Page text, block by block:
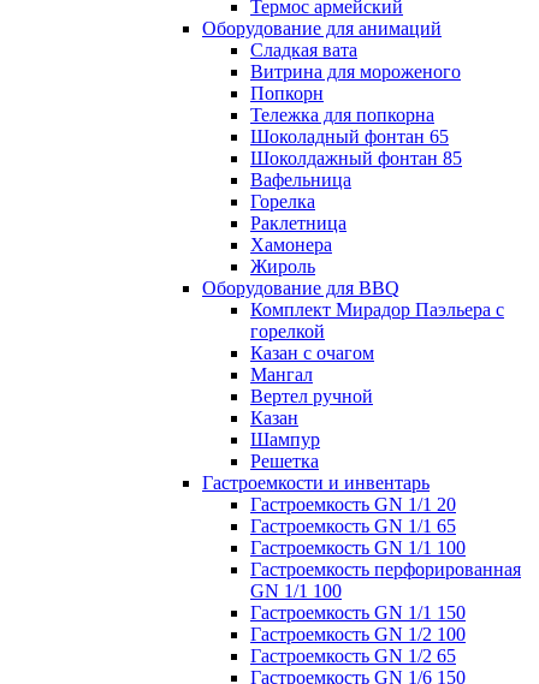
Термос армейский
Оборудование для анимаций
Сладкая вата
Витрина для мороженого
Попкорн
Тележка для попкорна
Шоколадный фонтан 65
Шоколдажный фонтан 85
Вафельница
Горелка
Раклетница
Хамонера
Жироль
Оборудование для BBQ
Комплект Мирадор Паэльера с
горелкой
Казан с очагом
Мангал
Вертел ручной
Казан
Шампур
Решетка
Гастроемкости и инвентарь
Гастроемкость GN 1/1 20
Гастроемкость GN 1/1 65
Гастроемкость GN 1/1 100
Гастроемкость перфорированная
GN 1/1 100
Гастроемкость GN 1/1 150
Гастроемкость GN 1/2 100
Гастроемкость GN 1/2 65
Гастроемкость GN 1/6 150